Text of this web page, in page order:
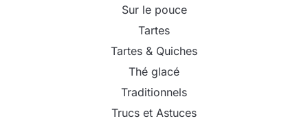
Sur le pouce
Tartes
Tartes & Quiches
Thé glacé
Traditionnels
Trucs et Astuces